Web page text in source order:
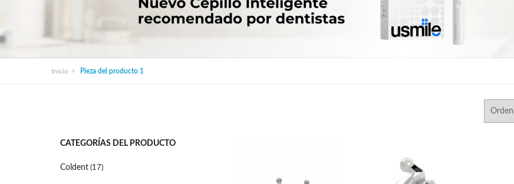
Inicio Pieza del producto 1
CATEGORÍAS DEL PRODUCTO
Coldent (17)